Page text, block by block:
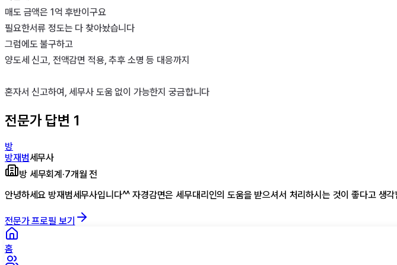
매도 금액은 1억 후반이구요
필요한서류 정도는 다 찾아놨습니다
그럼에도 불구하고
양도세 신고, 전액감면 적용, 추후 소명 등 대응까지
혼자서 신고하여, 세무사 도움 없이 가능한지 궁금합니다
전문가 답변 1
방
방재범세무사
방 세무회계 ·7개월 전
안녕하세요 방재범세무사입니다^^ 자경감면은 세무대리인의 도움을 받으셔서 처리하시는 것이 좋다고 생
전문가 프로필 보기
홈